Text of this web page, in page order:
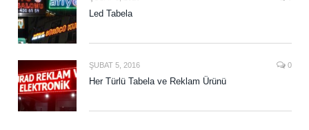
Led Tabela
ŞUBAT 5, 2016 0
Her Türlü Tabela ve Reklam Ürünü